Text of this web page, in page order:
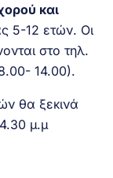
και
5-12 ετών. Οι
στο τηλ.
14.00).
θα ξεκινά
μ.μ